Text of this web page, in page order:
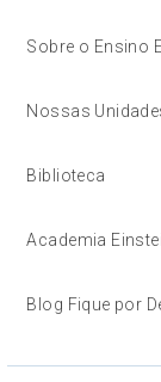
Sobre o Ensino
Nossas
Biblioteca
Academia
Blog Fique por